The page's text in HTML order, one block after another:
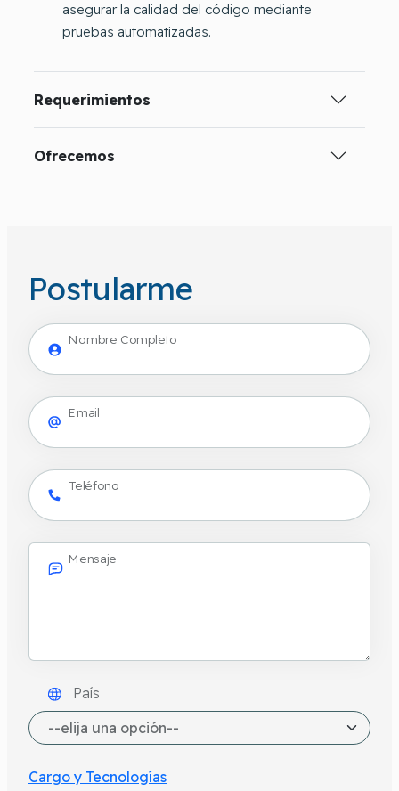
asegurar la calidad del código mediante
pruebas automatizadas.
Requerimientos
Ofrecemos
Postularme
Nombre Completo
Email
Teléfono
Mensaje
País
Cargo y Tecnologías